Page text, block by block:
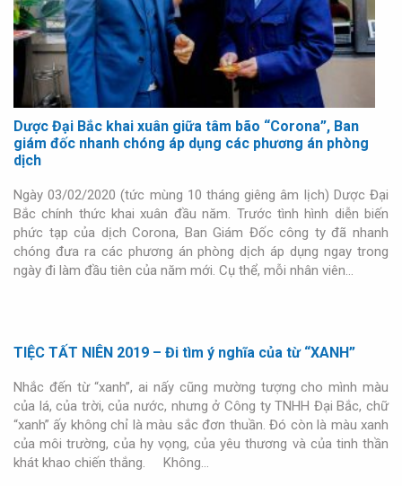
Dược Đại Bắc khai xuân giữa tâm bão “Corona”, Ban
giám đốc nhanh chóng áp dụng các phương án phòng
dịch
Ngày 03/02/2020 (tức mùng 10 tháng giêng âm lịch) Dược Đại
Bắc chính thức khai xuân đầu năm. Trước tình hình diễn biến
phức tạp của dịch Corona, Ban Giám Đốc công ty đã nhanh
chóng đưa ra các phương án phòng dịch áp dụng ngay trong
ngày đi làm đầu tiên của năm mới. Cụ thể, mỗi nhân viên…
TIỆC TẤT NIÊN 2019 – Đi tìm ý nghĩa của từ “XANH”
Nhắc đến từ “xanh”, ai nấy cũng mường tượng cho mình màu
của lá, của trời, của nước, nhưng ở Công ty TNHH Đại Bắc, chữ
“xanh” ấy không chỉ là màu sắc đơn thuần. Đó còn là màu xanh
của môi trường, của hy vọng, của yêu thương và của tinh thần
khát khao chiến thắng. Không…